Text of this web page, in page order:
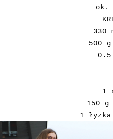
ok.
330
500
1
150 g
1